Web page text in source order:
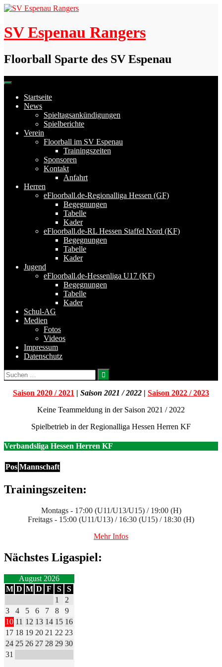
Skip
content
SV Espenau Rangers
Floorball Sparte des SV Espenau
Startseite
News
Spieltagsankündigungen
Spielberichte
Verein
Floorball im SV Espenau
Trainingszeiten
Sponsoren
Kontakt
Anfahrt
Herren
eFloorball.de-Regionalliga Hessen (GF)
Begegnungen
Tabelle
Kader
eFloorball.de-RL Hessen Staffel Nord (KF)
Begegnungen
Tabelle
Kader
Jugend
eFloorball.de-Hessenliga U17 (KF)
Begegnungen
Tabelle
Kader
Schul-AG
Medien
Fotos
Videos
Impressum
Datenschutz
Suchen
nach:
Saison 2020 / 2021 | Saison 2021 / 2022 | Saison 2022 / 2023
Keine Teammeldung in der Saison 2021 / 2022
Spielbetrieb in der Regionalliga Hessen Herren KF
Verbandsliga Hessen Herren KF
Pos Mannschaft
Trainingszeiten:
Montags - 17:00 (U11/U13/U15) / 19:00 (H)
Freitags - 15:00 (U11/U13) / 16:30 (U15) / 18:30 (H)
Mehr Infos
Nächstes Ligaspiel:
August 2026
M D M D F S
S
1
2
3
4 5 6 7 8
9
10 11 12 13 14 15 16
17 18 19 20 21 22 23
24 25 26 27 28 29 30
31